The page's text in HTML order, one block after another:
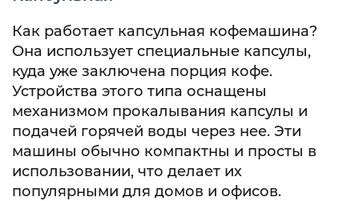
Как работает капсульная кофемашина?
Она использует специальные капсулы,
куда уже заключена порция кофе.
Устройства этого типа оснащены
механизмом прокалывания капсулы и
подачей горячей воды через нее. Эти
машины обычно компактны и просты в
использовании, что делает их
популярными для домов и офисов.